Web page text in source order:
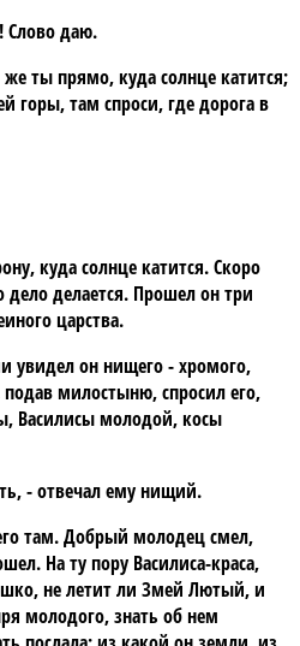
Слово даю.
ты прямо, куда солнце катится;
горы, там спроси, где дорога в
куда солнце катится. Скоро
дело делается. Прошел он три
царства.
увидел он нищего - хромого,
милостыню, спросил его,
Василисы молодой, косы
- отвечал ему нищий.
там. Добрый молодец смел,
На ту пору Василиса-краса,
не летит ли Змей Лютый, и
молодого, знать об нем